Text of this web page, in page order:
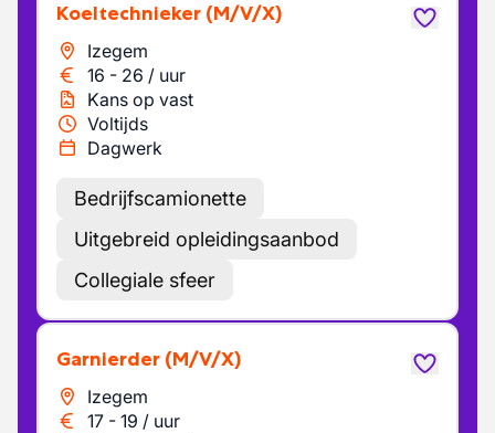
Koeltechnieker (M/V/X)
Izegem
16 - 26 / uur
Kans op vast
Voltijds
Dagwerk
Bedrijfscamionette
Uitgebreid opleidingsaanbod
Collegiale sfeer
Garnierder (M/V/X)
Izegem
17 - 19 / uur